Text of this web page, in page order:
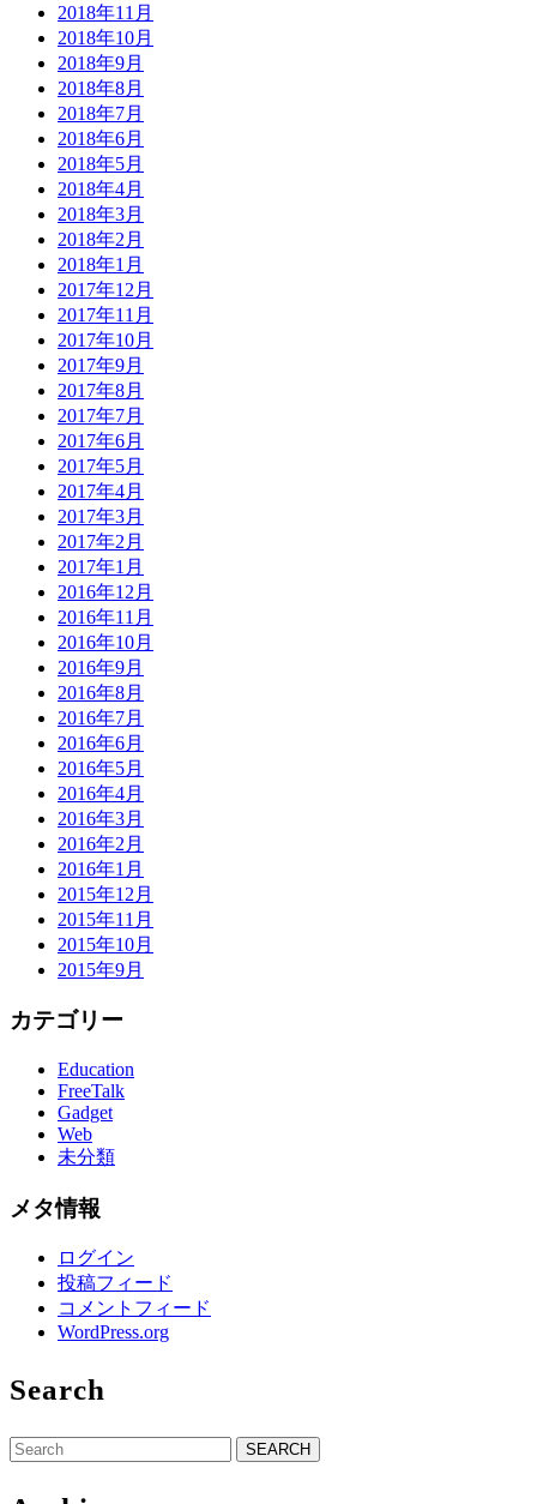
2018年11月
2018年10月
2018年9月
2018年8月
2018年7月
2018年6月
2018年5月
2018年4月
2018年3月
2018年2月
2018年1月
2017年12月
2017年11月
2017年10月
2017年9月
2017年8月
2017年7月
2017年6月
2017年5月
2017年4月
2017年3月
2017年2月
2017年1月
2016年12月
2016年11月
2016年10月
2016年9月
2016年8月
2016年7月
2016年6月
2016年5月
2016年4月
2016年3月
2016年2月
2016年1月
2015年12月
2015年11月
2015年10月
2015年9月
カテゴリー
Education
FreeTalk
Gadget
Web
未分類
メタ情報
ログイン
投稿フィード
コメントフィード
WordPress.org
Search
Search
for: